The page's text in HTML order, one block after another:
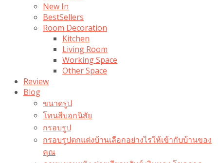
New In
BestSellers
Room Decoration
Kitchen
Living Room
Working Space
Other Space
Review
Blog
ขนาดรูป
โทนสีบอกนิสัย
กรอบรูป
กรอบรูปตกแต่งบ้านเลือกอย่างไรให้เข้ากับบ้านของ
คุณ